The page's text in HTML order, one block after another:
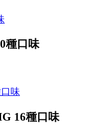
種口味
16種口味